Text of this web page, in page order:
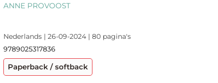
ANNE PROVOOST
Nederlands | 26-09-2024 | 80 pagina's
9789025317836
Paperback / softback